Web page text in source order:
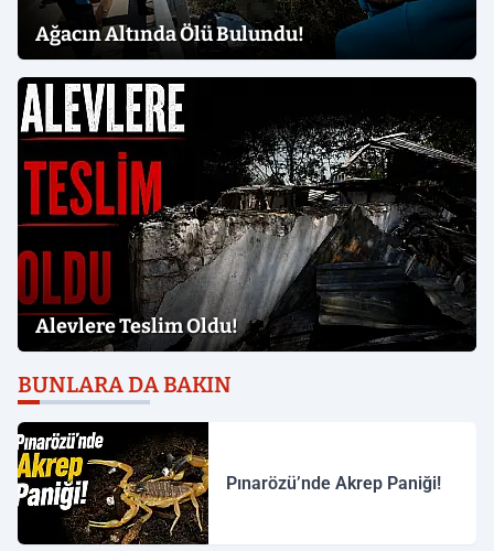
Ağacın Altında Ölü Bulundu!
Alevlere Teslim Oldu!
BUNLARA DA BAKIN
Pınarözü’nde Akrep Paniği!